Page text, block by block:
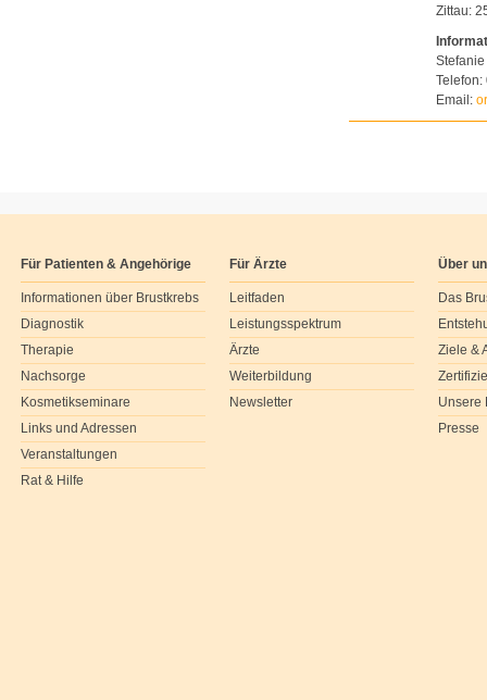
Zittau:
Telefon:
Email:
Für Patienten & Angehörige
Informationen über Brustkrebs
Diagnostik
Therapie
Nachsorge
Kosmetikseminare
Links und Adressen
Veranstaltungen
Rat & Hilfe
Für Ärzte
Leitfaden
Leistungsspektrum
Ärzte
Weiterbildung
Newsletter
Über
Das
Ziele &
Unsere
Presse